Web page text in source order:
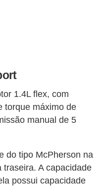
1.4L flex, com
torque máximo de
manual de 5
do tipo McPherson na
A capacidade
possui capacidade